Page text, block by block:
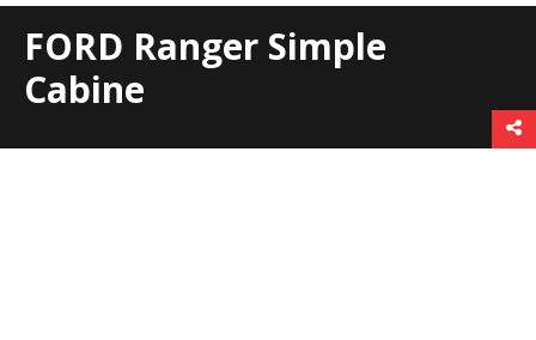
FORD Ranger Simple
Cabine